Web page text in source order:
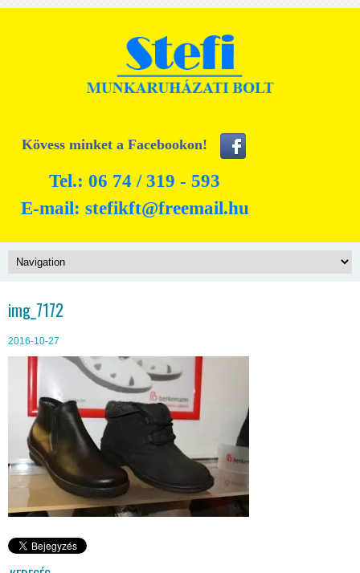
Kövess minket a Facebookon!
Tel.: 06 74 / 319 - 593
E-mail: stefikft@freemail.hu
img_7172
2016-10-27